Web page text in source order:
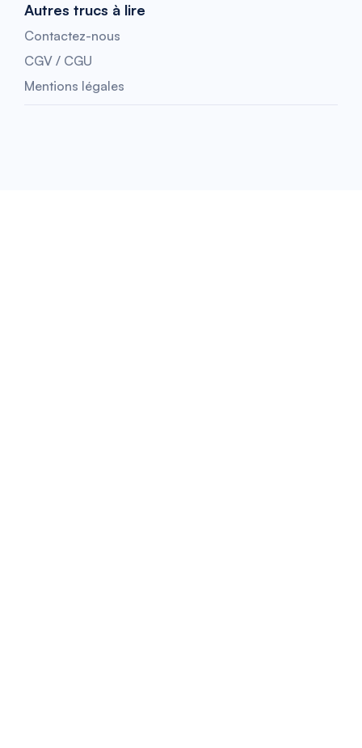
Autres trucs à lire
Contactez-nous
CGV / CGU
Mentions légales